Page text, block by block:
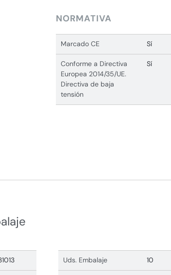
NORMATIVA
Marcado CE Sí
Conforme a Directiva
Europea 2014/35/UE.
Directiva de baja
tensión
Sí
Uds. Embalaje 10